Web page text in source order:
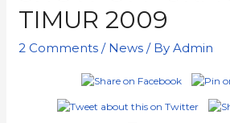
TIMUR 2009
2 Comments / News / ByAdmin